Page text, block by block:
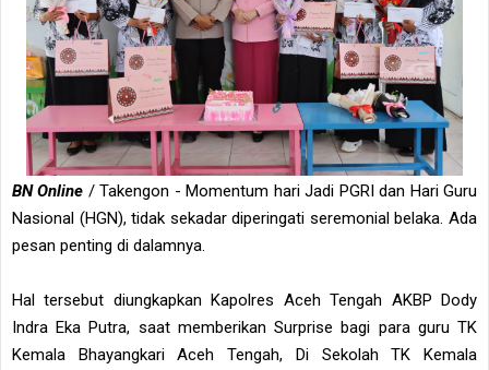
BN Online / Takengon - Momentum hari Jadi PGRI dan Hari Guru
Nasional (HGN), tidak sekadar diperingati seremonial belaka. Ada
pesan penting di dalamnya.
Hal tersebut diungkapkan Kapolres Aceh Tengah AKBP Dody
Indra Eka Putra, saat memberikan Surprise bagi para guru TK
Kemala Bhayangkari Aceh Tengah, Di Sekolah TK Kemala